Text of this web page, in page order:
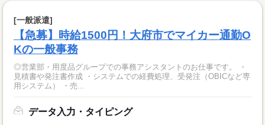
[一般派遣]
【急募】時給1500円！大府市でマイカー通勤O
Kの一般事務
◎営業部・用度品グループでの事務アシスタントのお仕事です。 ・
見積書や発注書作成 ・システムでの経費処理、受発注（OBICなど専
用システム） ・売...
データ入力・タイピング